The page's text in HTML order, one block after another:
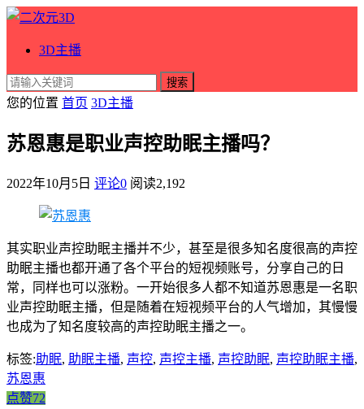
3D主播
搜索
您的位置 首页 3D主播
苏恩惠是职业声控助眠主播吗？
2022年10月5日 评论0 阅读2,192
其实职业声控助眠主播并不少，甚至是很多知名度很高的声控
助眠主播也都开通了各个平台的短视频账号，分享自己的日
常，同样也可以涨粉。一开始很多人都不知道苏恩惠是一名职
业声控助眠主播，但是随着在短视频平台的人气增加，其慢慢
也成为了知名度较高的声控助眠主播之一。
标签:助眠, 助眠主播, 声控, 声控主播, 声控助眠, 声控助眠主播,
苏恩惠
点赞72